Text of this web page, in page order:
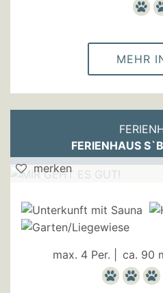
MEHR
FERIENHAUS
merken
max. 4 Per. | ca. 90